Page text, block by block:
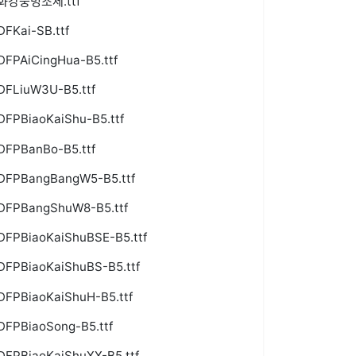
SB.ttf
B5.ttf
B5.ttf
B5.ttf
B5.ttf
B5.ttf
B5.ttf
B5.ttf
B5.ttf
B5.ttf
B5.ttf